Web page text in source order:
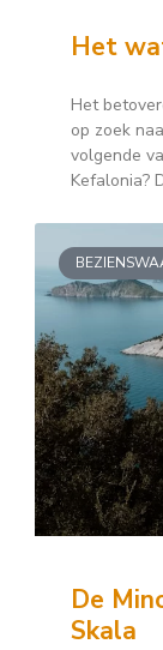
Het
Het
op zoek
volgende
Kefalonia?
De
Skala